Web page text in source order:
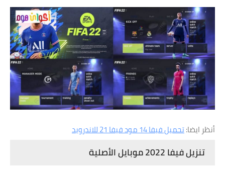
أنظر ايضا:تحميل فيفا 14 مود فيفا 21 للاندرويد
تنزيل فيفا 2022 موبايل الأصلية